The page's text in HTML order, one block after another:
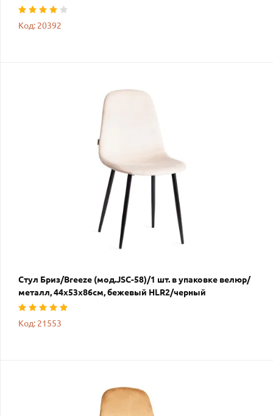
Код: 20392
Стул Бриз/Breeze (мод.JSC-58)/1 шт. в упаковке велюр/
металл, 44х53х86см, бежевый HLR2/черный
Код: 21553